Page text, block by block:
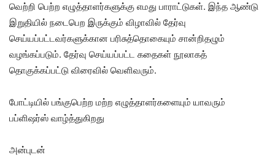
வெற்றி பெற்ற எழுத்தாளர்களுக்கு எமது பாராட்டுகள். இந்த ஆண்டு
இறுதியில் நடைபெற இருக்கும் விழாவில் தேர்வு
செய்யப்பட்டவர்களுக்கான பரிசுத்தொகையும் சான்றிதழும்
வழங்கப்படும். தேர்வு செய்யப்பட்ட கதைகள் நூலாகத்
தொகுக்கப்பட்டு விரைவில் வெளிவரும்.
போட்டியில் பங்குபெற்ற மற்ற எழுத்தாளர்களையும் யாவரும்
பப்ளிஷர்ஸ் வாழ்த்துகிறது
அன்புடன்